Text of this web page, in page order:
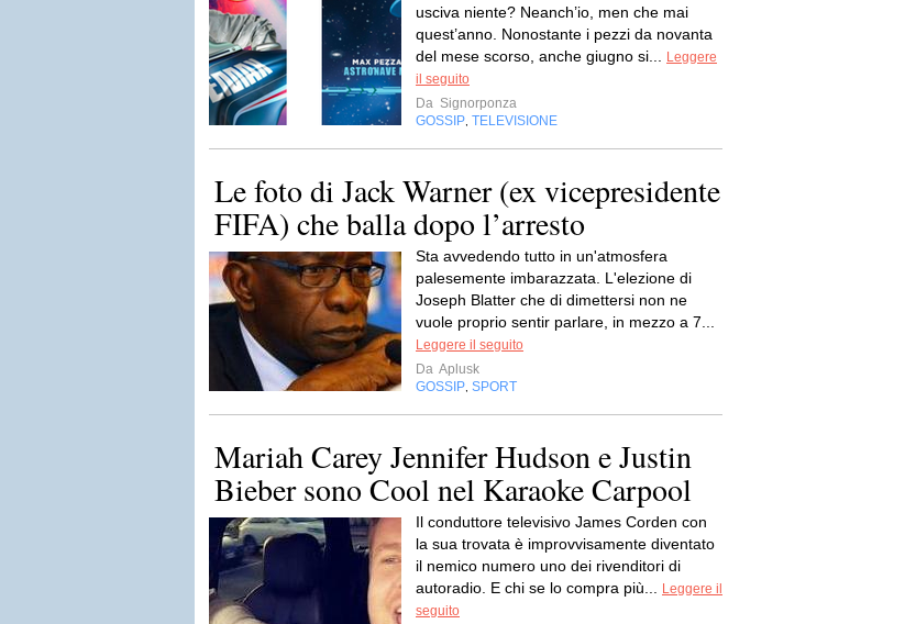
usciva niente? Neanch’io, men che mai
quest’anno. Nonostante i pezzi da novanta
del mese scorso, anche giugno si...
Leggere
il seguito
Da Signorponza
GOSSIP TELEVISIONE
Le foto di Jack Warner (ex vicepresidente
FIFA) che balla dopo l’arresto
Sta avvedendo tutto in un'atmosfera
palesemente imbarazzata. L'elezione di
Joseph Blatter che di dimettersi non ne
vuole proprio sentir parlare, in mezzo a 7...
Leggere il seguito
Da Aplusk
GOSSIP SPORT
Mariah Carey Jennifer Hudson e Justin
Bieber sono Cool nel Karaoke Carpool
Il conduttore televisivo James Corden con
la sua trovata è improvvisamente diventato
il nemico numero uno dei rivenditori di
autoradio. E chi se lo compra più...
Leggere il
seguito